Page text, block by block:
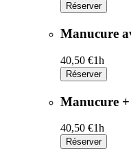
Réserver
Manucure
40,50 €1h
Réserver
Manucure
40,50 €1h
Réserver